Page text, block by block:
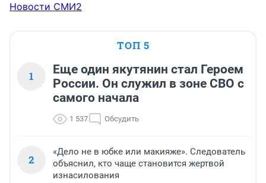
Новости СМИ2
ТОП 5
1
Еще один якутянин стал Героем
России. Он служил в зоне СВО с
самого начала
1 537 Обсудить
2
«Дело не в юбке или макияже». Следователь
объяснил, кто чаще становится жертвой
изнасилования